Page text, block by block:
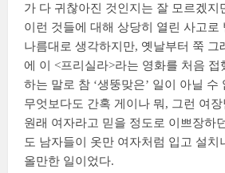
가 다 귀찮아진 것인지는 잘 모르겠지
이런 것들에 대해 상당히 열린 사고로
나름대로 생각하지만, 옛날부터 쭉 그
에 이 <프리실라>라는 영화를 처음 접
하는 말로 참 ‘생뚱맞은’ 일이 아닐 수
무엇보다도 간혹 게이나 뭐, 그런 여
원래 여자라고 믿을 정도로 이쁘장하
도 남자들이 옷만 여자처럼 입고 설
올만한 일이었다.